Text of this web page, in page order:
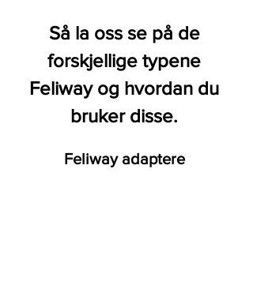
Så la oss se på de
forskjellige typene
Feliway og hvordan du
bruker disse.
Feliway adaptere